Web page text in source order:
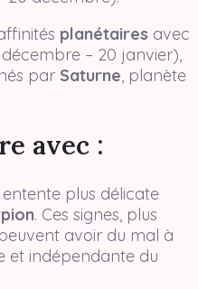
planétaires avec
décembre – 20 janvier),
par Saturne, planète
avec :
plus délicate
. Ces signes, plus
avoir du mal à
et indépendante du